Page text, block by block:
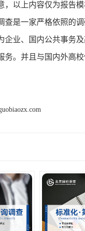
，以上内容仅为报告
查是一家严格依照的
企业、国内公共事务
务。并且与国内外高